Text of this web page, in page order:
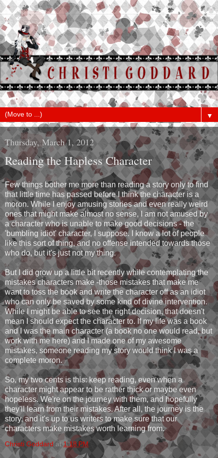
▼
Thursday, March 1, 2012
Reading the Hapless Character
Few things bother me more than reading a story only to find
that little time has passed before I think the character is a
moron. While I enjoy amusing stories and even really weird
ones that might make almost no sense, I am not amused by
a character who is unable to make good decisions - the
'bumbling idiot' character, I suppose. I know a lot of people
like this sort of thing, and no offense intended towards those
who do, but it's just not my thing.
But I did grow up a little bit recently while contemplating the
mistakes characters make -those mistakes that make me
want to toss the book and write the character off as an idiot
who can only be saved by some kind of divine intervention.
While I might be able to see the right decision, that doesn't
mean I should expect the character to. If my life was a book
and I was the main character (a book no one would read, but
work with me here) and I made one of my awesome
mistakes, someone reading my story would think I was a
complete moron.
So, my two cents is this: keep reading, even when a
character might appear to be rather thick or maybe even
hopeless. We're on the journey with them, and hopefully
they'll learn from their mistakes. After all, the journey is the
story, and it's up to us writers to make sure that our
characters make mistakes worth learning from.
Christi Goddard at 1:18 PM